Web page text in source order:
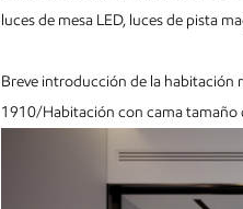
luces de mesa LED, luces de pista
Breve introducción de la habitación
1910/Habitación con cama tamaño